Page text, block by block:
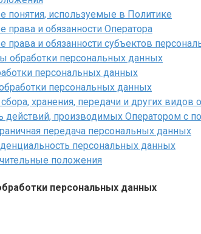
понятия, используемые в Политике
права и обязанности Оператора
права и обязанности субъектов
обработки персональных данных
персональных данных
персональных данных
хранения, передачи и других
действий, производимых Оператором с
передача персональных данных
персональных данных
положения
персональных данных